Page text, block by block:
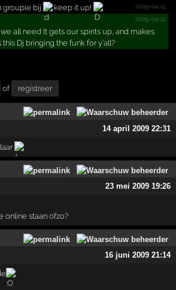
2009-04-11
groupie bij
keep it up!
2009-04-11
all need It gets our spirits up, and makes
Dj bringing the funk for y’all?
of registreer
14 april 2009 22:31
23 mei 2009 19:26
online staan ofzo?
16 juni 2009 21:14